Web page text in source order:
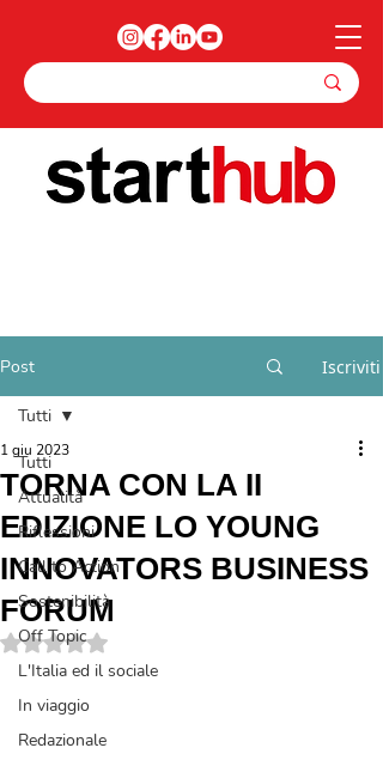
Post Iscriviti
Tutti
Attualità
Riflessioni
Call to Action
Sostenibilità
Off Topic
L'Italia ed il sociale
In viaggio
Redazionale
Tutti
TORNA CON LA II
EDIZIONE LO YOUNG
INNOVATORS BUSINESS
FORUM
1 giu 2023
Valutazione NaN stelle su 5.